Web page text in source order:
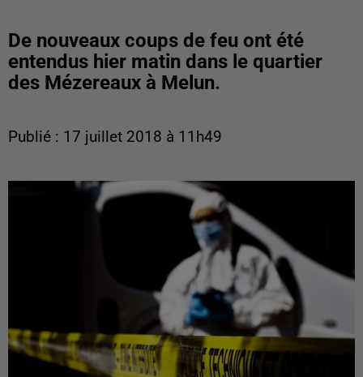
De nouveaux coups de feu ont été
entendus hier matin dans le quartier
des Mézereaux à Melun.
Publié : 17 juillet 2018 à 11h49